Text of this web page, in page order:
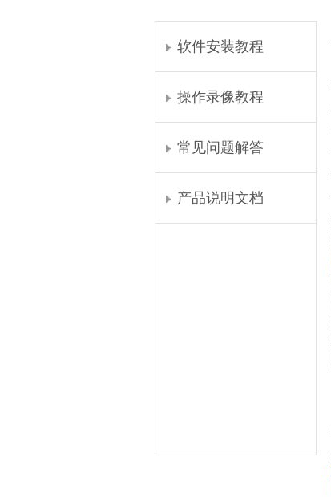
软件安装教程
操作录像教程
常见问题解答
产品说明文档